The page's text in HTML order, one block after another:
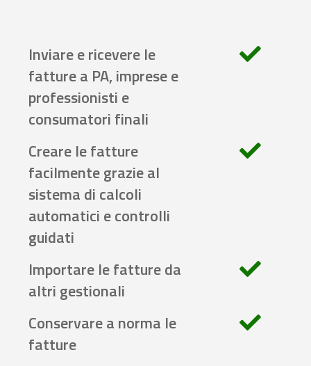
Inviare e ricevere le
fatture a PA, imprese e
professionisti e
consumatori finali
Creare le fatture
facilmente grazie al
sistema di calcoli
automatici e controlli
guidati
Importare le fatture da
altri gestionali
Conservare a norma le
fatture